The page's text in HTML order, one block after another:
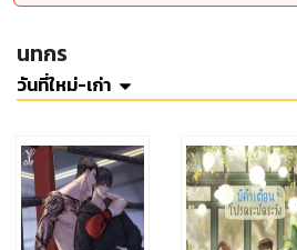
นทกร
วันที่ใหม่-เก่า